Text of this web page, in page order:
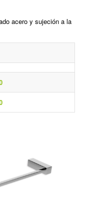
acero y sujeción a la